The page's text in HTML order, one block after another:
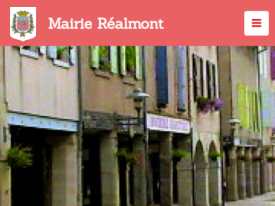
Aller
contenu
principal
Mairie Réalmont